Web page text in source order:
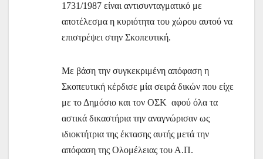
1731/1987 είναι αντισυνταγματικό με
αποτέλεσμα η κυριότητα του χώρου αυτού να
επιστρέψει στην Σκοπευτική.
Με βάση την συγκεκριμένη απόφαση η
Σκοπευτική κέρδισε μία σειρά δικών που είχε
με το Δημόσιο και τον ΟΣΚ αφού όλα τα
αστικά δικαστήρια την αναγνώρισαν ως
ιδιοκτήτρια της έκτασης αυτής μετά την
απόφαση της Ολομέλειας του Α.Π.